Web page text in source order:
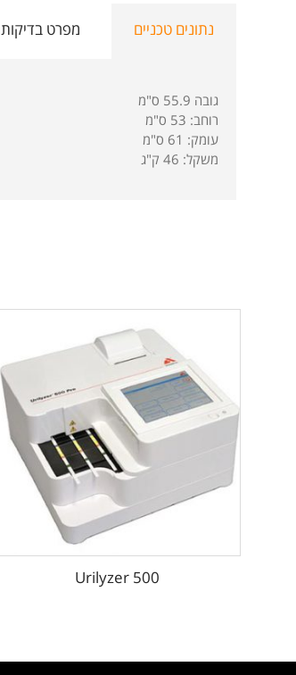
נתונים טכניים מפרט בדיקות
גובה 55.9 ס"מ
רוחב: 53 ס"מ
עומק: 61 ס"מ
משקל: 46 ק"ג
Urilyzer 500